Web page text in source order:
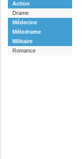
Action
Drame
Médecine
Mélodrame
Militaire
Romance